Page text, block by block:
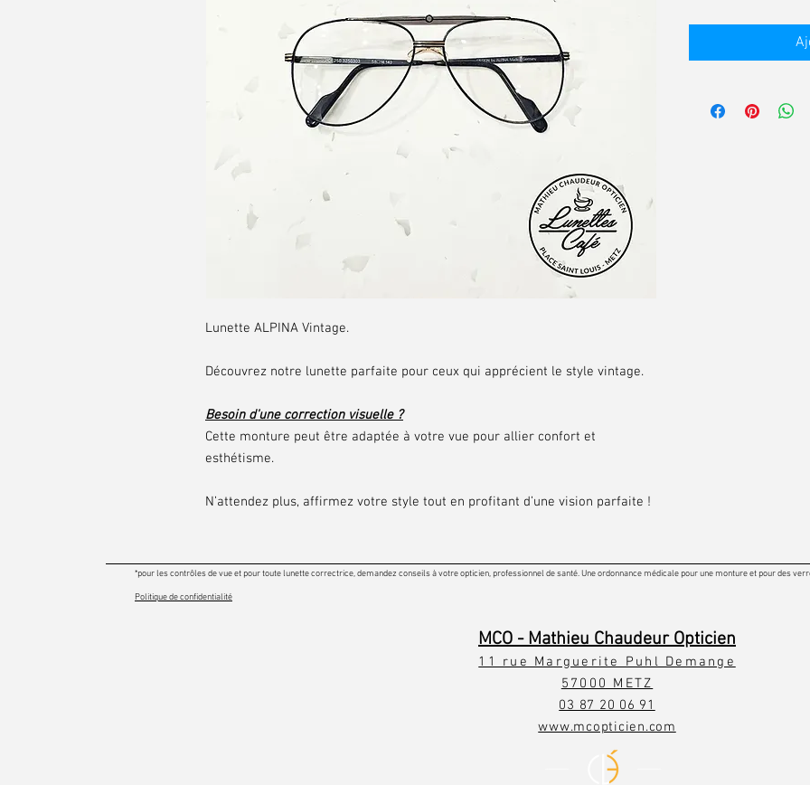
Lunette ALPINA Vintage.
Découvrez notre lunette parfaite pour ceux qui apprécient le style vintage.
Besoin d'une correction visuelle ?
Cette monture peut être adaptée à votre vue pour allier confort et
esthétisme.
N’attendez plus, affirmez votre style tout en profitant d’une vision parfaite !
*pour les contrôles de vue et pour toute lunette correctrice, demandez conseils à votre opticien, professionnel de santé. Une ordonnance médicale pour une monture et pour des
Politique de confidentialité
MCO - Mathieu Chaudeur Opticien
11 rue Marguerite Puhl Demange
57000 METZ
03 87 20 06 91
www.mcopticien.com